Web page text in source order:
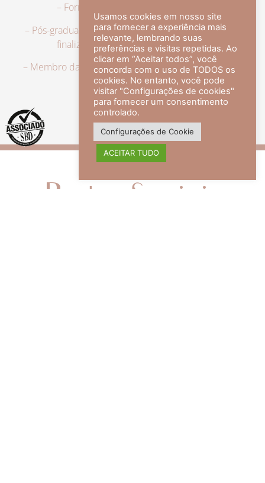
– Formação em Medicina pela UFRJ.
– Pós-graduação em Dermatologia pela UFRJ, tendo
finalizado a especialização em 2007.
– Membro da Sociedade Brasileira de Dermatologia,
com título de especialista.
veja mais +
Redes Sociais
Usamos cookies em nosso site
para fornecer a experiência mais
relevante, lembrando suas
preferências e visitas repetidas. Ao
clicar em “Aceitar todos”, você
concorda com o uso de TODOS os
cookies. No entanto, você pode
visitar "Configurações de cookies"
para fornecer um consentimento
controlado.
Configurações de Cookie
ACEITAR TUDO